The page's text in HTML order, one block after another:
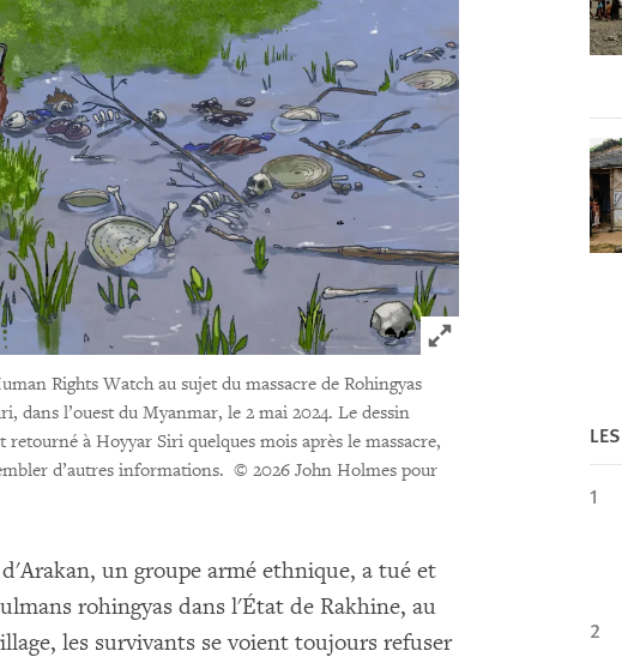
Click to expand
Rights Watch au sujet du massacre de Rohingyas
dans l’ouest du Myanmar, le 2 mai 2024. Le dessin
à Hoyyar Siri quelques mois après le massacre,
d’autres informations. © 2026 John Holmes pour
un groupe armé ethnique, a tué et
rohingyas dans l'État de Rakhine, au
les survivants se voient toujours refuser